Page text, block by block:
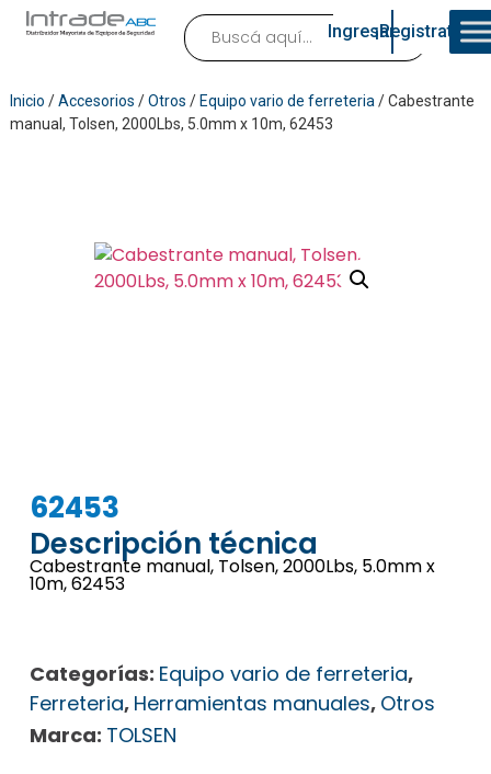
Ingresar¡Registrate!
Inicio /Accesorios /Otros / Equipo vario de ferreteria / Cabestrante
manual, Tolsen, 2000Lbs, 5.0mm x 10m, 62453
62453
Descripción técnica
Cabestrante manual, Tolsen, 2000Lbs, 5.0mm x
10m, 62453
Categorías: Equipo vario de ferreteria,
Ferreteria, Herramientas manuales, Otros
Marca: TOLSEN